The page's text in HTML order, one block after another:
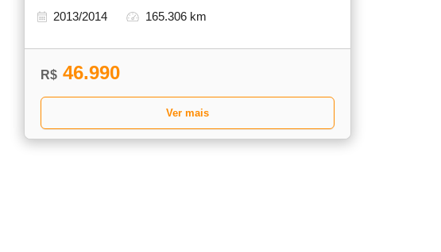
2013/2014 165.306 km
R$ 46.990
Ver mais